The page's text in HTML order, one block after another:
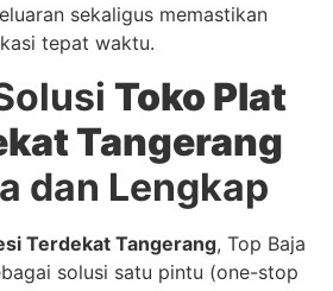
sekaligus memastikan
tepat waktu.
Toko Plat
Tangerang
dan Lengkap
Terdekat Tangerang, Top Baja
solusi satu pintu (one-stop